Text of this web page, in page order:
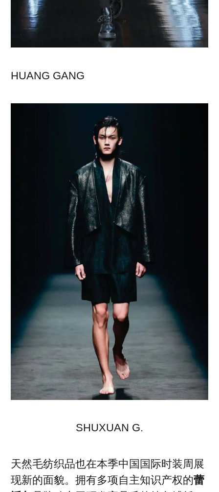
HUANG GANG
SHUXUAN G.
天然毛纺织品也在本季中国国际时装周展
现新的面貌。拥有多项自主知识产权的蕾